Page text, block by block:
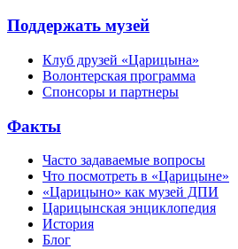
Поддержать музей
Клуб друзей «Царицына»
Волонтерская программа
Спонсоры и партнеры
Факты
Часто задаваемые вопросы
Что посмотреть в «Царицыне»
«Царицыно» как музей ДПИ
Царицынская энциклопедия
История
Блог